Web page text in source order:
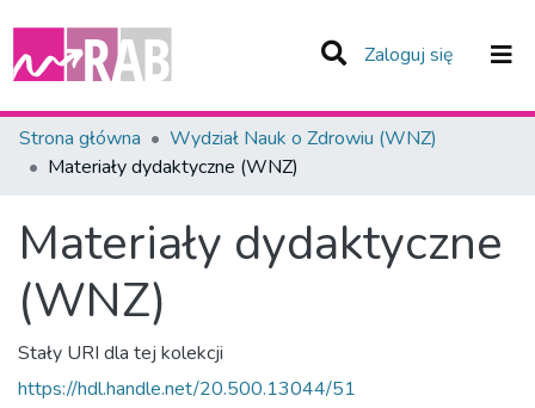
Zaloguj się (current)
Zespoły i Kolekcje
Całe Repozytorium
Strona główna
Wydział Nauk o Zdrowiu (WNZ)
Materiały dydaktyczne (WNZ)
Materiały dydaktyczne
(WNZ)
Stały URI dla tej kolekcji
https://hdl.handle.net/20.500.13044/51